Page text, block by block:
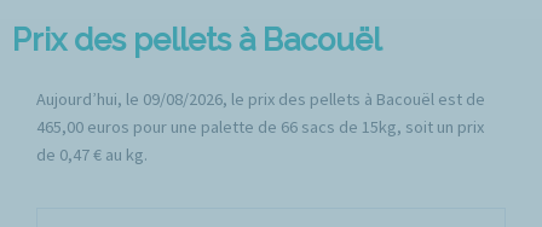
Prix des pellets à Bacouël
Aujourd’hui, le 09/08/2026, le prix des pellets à Bacouël est de
465,00 euros pour une palette de 66 sacs de 15kg, soit un prix
de 0,47 € au kg.